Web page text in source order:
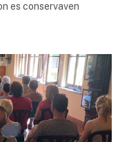
es conservaven